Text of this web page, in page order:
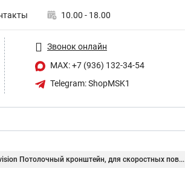
10.00 - 18.00
Звонок онлайн
MAX: +7 (936) 132-34-54
Telegram: ShopMSK1
Потолочный кронштейн, для скоростных пов...